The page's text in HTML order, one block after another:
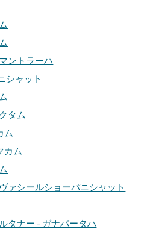
ントラーハ
シャット
タム
ム
カム
ァシールショーパニシャット
タナー - ガナパータハ